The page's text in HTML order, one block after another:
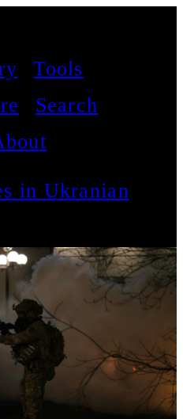
Tools
Search
in Ukranian